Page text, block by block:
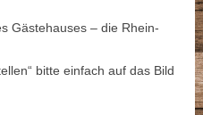
Gästehauses – die Rhein-
bitte einfach auf das Bild